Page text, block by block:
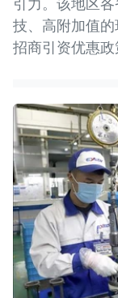
技、高附加值
招商引资优惠政